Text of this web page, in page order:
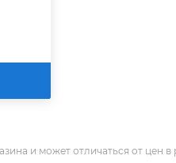
и может отличаться от цен в